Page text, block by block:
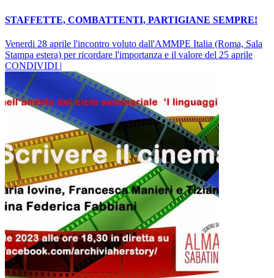
STAFFETTE, COMBATTENTI, PARTIGIANE SEMPRE!
Venerdi 28 aprile l'incontro voluto dall'AMMPE Italia (Roma, Sala
Stampa estera) per ricordare l'importanza e il valore del 25 aprile
CONDIVIDI |